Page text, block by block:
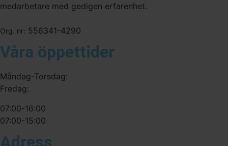
medarbetare med gedigen erfarenhet.
Org. nr: 556341-4290
Våra öppettider
Måndag-Torsdag:
Fredag:
07:00-16:00
07:00-15:00
Adress